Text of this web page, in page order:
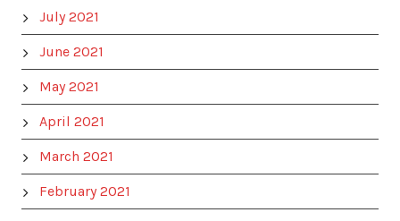
July 2021
June 2021
May 2021
April 2021
March 2021
February 2021